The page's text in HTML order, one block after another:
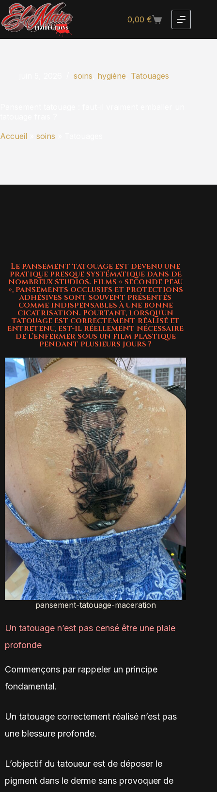
0,00€
soins hygiène Tatouages
Accueil
soins
Le pansement tatouage est devenu une
pratique presque systématique dans de
nombreux studios. Films « seconde peau
», pansements occlusifs et protections
adhésives sont souvent présentés
comme indispensables à une bonne
cicatrisation. Pourtant, lorsqu'un
tatouage est correctement réalisé et
entretenu, est-il réellement nécessaire
de l'enfermer sous un film plastique
pendant plusieurs jours ?
pansement-tatouage-maceration
Un tatouage n’est pas censé être une plaie
profonde
Commençons par rappeler un principe
fondamental.
Un tatouage correctement réalisé n’est pas
une blessure profonde.
L’objectif du tatoueur est de déposer le
pigment dans le derme sans provoquer de